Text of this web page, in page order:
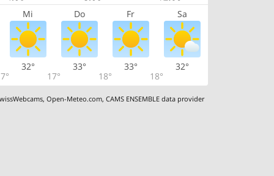
Mi Do Fr Sa
32°
17°
33°
18°
33°
18°
32°
,Open-Meteo.com,CAMS ENSEMBLE data provider